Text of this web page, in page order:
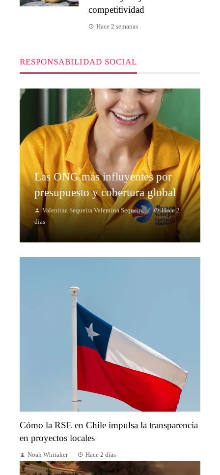
competitividad
Hace 2 semanas
RESPONSABILIDAD SOCIAL
Las ONG más influyentes por
presupuesto y cobertura global
Valentina Sequeira Valentina Sequeira
Hace 2
días
Cómo la RSE en Chile impulsa la transparencia
en proyectos locales
Noah Whitaker Hace 2 días